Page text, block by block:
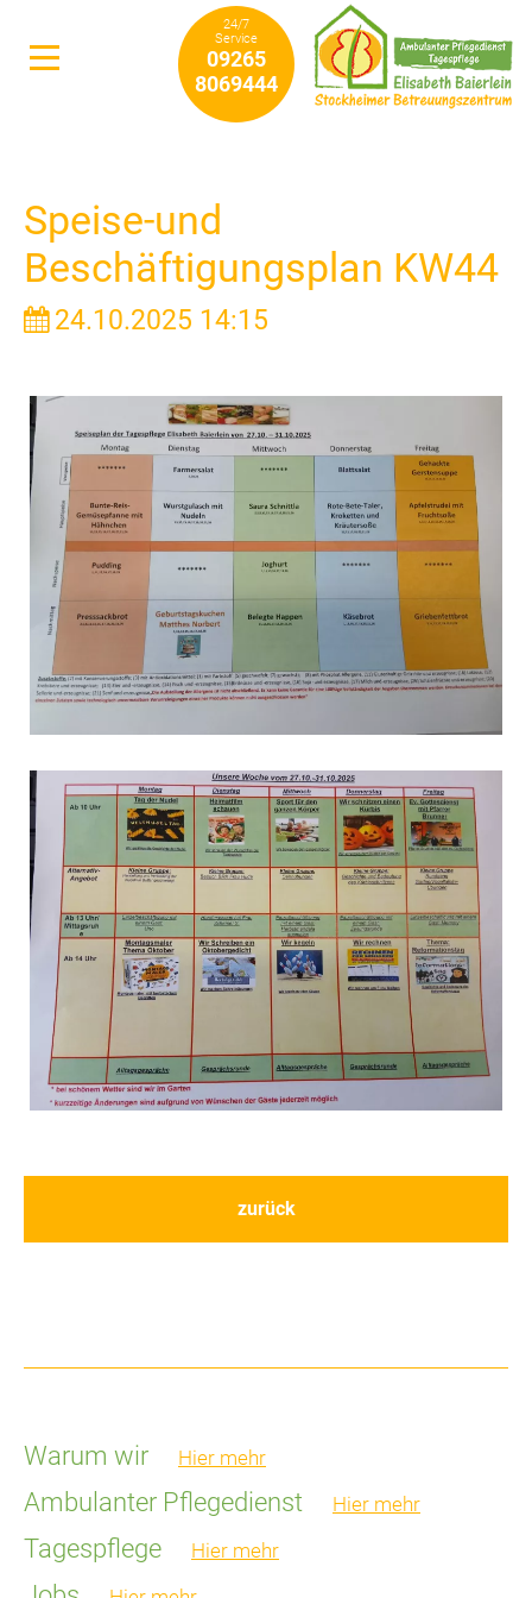
24/7
Service
09265
8069444
Speise-und
Beschäftigungsplan KW44
24.10.2025 14:15
zurück
Warum wir Hier mehr
Ambulanter Pflegedienst Hier mehr
Tagespflege Hier mehr